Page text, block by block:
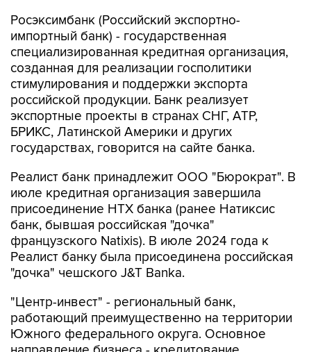
Росэксимбанк (Российский экспортно-
импортный банк) - государственная
специализированная кредитная организация,
созданная для реализации госполитики
стимулирования и поддержки экспорта
российской продукции. Банк реализует
экспортные проекты в странах СНГ, АТР,
БРИКС, Латинской Америки и других
государствах, говорится на сайте банка.
Реалист банк принадлежит ООО "Бюрократ". В
июле кредитная организация завершила
присоединение НТХ банка (ранее Натиксис
банк, бывшая российская "дочка"
французского Natixis). В июле 2024 года к
Реалист банку была присоединена российская
"дочка" чешского J&T Banka.
"Центр-инвест" - региональный банк,
работающий преимущественно на территории
Южного федерального округа. Основное